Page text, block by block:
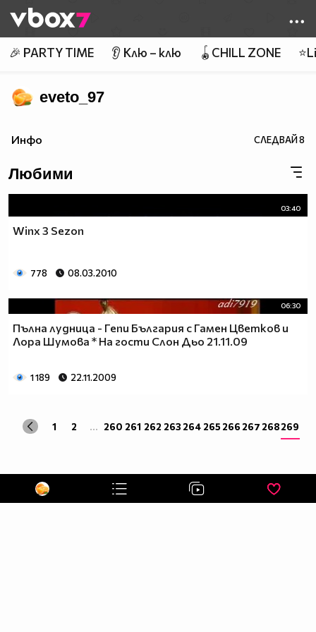
👾
🎉 PARTY TIME 👂 Клю – клю 🪀CHILL ZONE
eveto_97
Инфо СЛЕДВАЙ8
Любими
03:40
Winx 3 Sezon
778 08.03.2010
06:30
Пълна лудница - Гепи България с Гамен Цветков и
Лора Шумова * На гости Слон Дьо 21.11.09
1 189 22.11.2009
1 2 ... 260 261 262 263 264 265 266 267 268269